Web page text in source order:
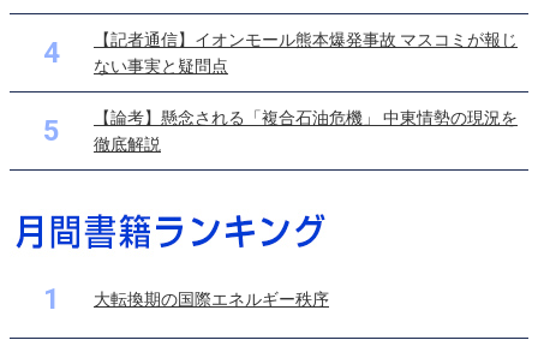
4
【記者通信】イオンモール熊本爆発事故 マスコミが報じ
ない事実と疑問点
5
【論考】懸念される「複合石油危機」 中東情勢の現況を
徹底解説
1 大転換期の国際エネルギー秩序